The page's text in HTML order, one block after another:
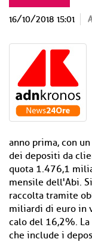
16/10/2018 15:01
anno prima, con
dei depositi da
quota 1.476,1
mensile dell'Abi.
raccolta tramite
miliardi di euro in
calo del 16,2%.
che include i